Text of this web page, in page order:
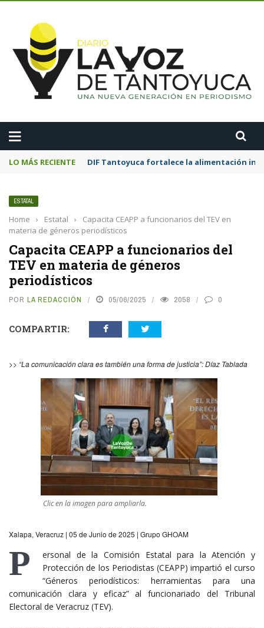
LO MÁS RECIENTE DIF Tantoyuca fortalece la alimentación
ESTATAL
Home › Estatal ›
Capacita CEAPP a funcionarios del TEV en
materia de géneros periodísticos
Capacita CEAPP a funcionarios del
TEV en materia de géneros
periodísticos
POR LA REDACCIÓN 05/06/2025 2058 0
COMPARTIR:
>> “La comunicación clara es también una forma de justicia”: Díaz Tablada
Clic en la imagen para ampliarla.
Xalapa, Veracruz | 05 de Junio de 2025 | Grupo GHOAM
P
ersonal de la Comisión Estatal para la Atención y
Protección de los Periodistas (CEAPP) impartió el curso
“Géneros periodísticos: herramientas para una
comunicación clara y eficaz” al funcionariado del Tribunal
Electoral de Veracruz (TEV).